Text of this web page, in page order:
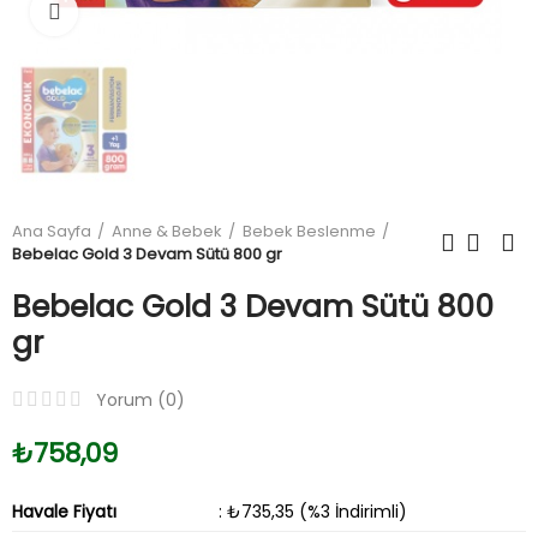
Büyüt
Ana Sayfa Anne & Bebek
Bebek Beslenme
Bebelac Gold 3 Devam Sütü 800 gr
Bebelac Gold 3 Devam Sütü 800
gr
Yorum (0)
₺758,09
Havale Fiyatı : ₺735,35 (%3 İndirimli)